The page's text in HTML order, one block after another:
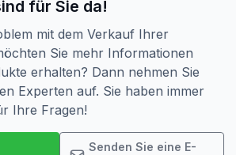
für Sie da!
mit dem Verkauf Ihrer
Sie mehr Informationen
erhalten? Dann nehmen Sie
Experten auf. Sie haben immer
Ihre Fragen!
Senden Sie eine E-